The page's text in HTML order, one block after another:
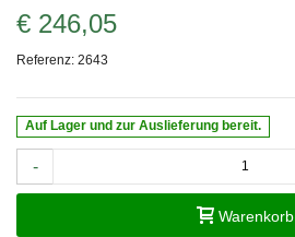
€ 246,05
Referenz: 2643
Auf Lager und zur Auslieferung bereit.
-
Warenkorb